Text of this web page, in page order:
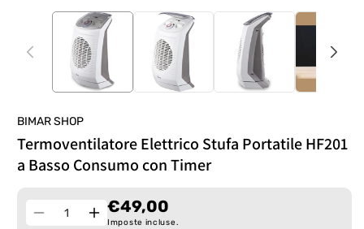
BIMAR SHOP
Termoventilatore Elettrico Stufa Portatile HF201
a Basso Consumo con Timer
Diminuisci
Quantità
Aumenta
€49,00
Imposte incluse.